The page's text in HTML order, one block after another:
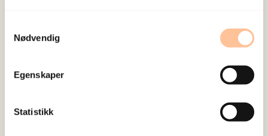
Nødvendig
Egenskaper
Statistikk
Publikasjoner